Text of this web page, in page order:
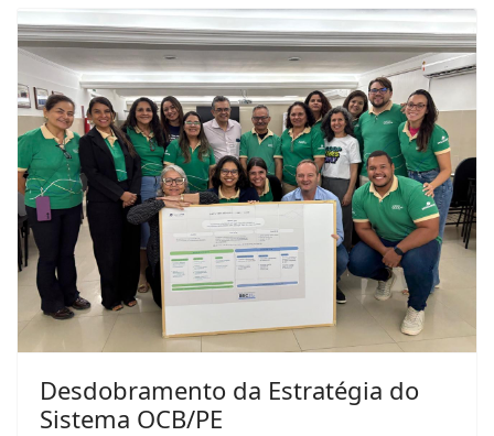
Desdobramento da Estratégia do
Sistema OCB/PE